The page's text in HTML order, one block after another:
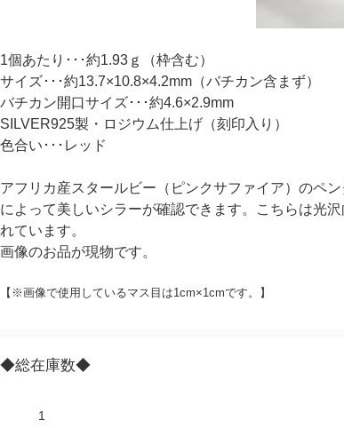
1個あたり･･･約1.93ｇ（枠含む）
サイズ･･･約13.7×10.8×4.2mm（バチカン含まず）
バチカン開口サイズ･･･約4.6×2.9mm
SILVER925製・ロジウム仕上げ（刻印入り）
色合い･･･レッド
アフリカ産スタールビー（ピンクサファイア）のペ
によって美しいシラーが確認できます。こちらは光
れています。
画像のお品が現物です。
【※画像で使用しているマス目は1cm×1cmです。】
◆総在庫数◆
1